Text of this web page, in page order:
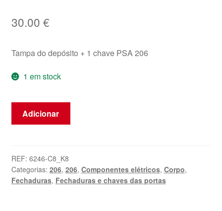
30.00 €
Tampa do depósito + 1 chave PSA 206
1 em stock
Quantidade
Tanque
De
Combustível
Adicionar
REF: 6246-C8_K8
Categorias: 206, 206, Componentes elétricos, Corpo,
Fechaduras, Fechaduras e chaves das portas